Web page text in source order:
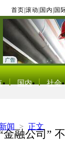
首页 滚动 国内 国
国内 社会
闻 > 正文
金融公司”